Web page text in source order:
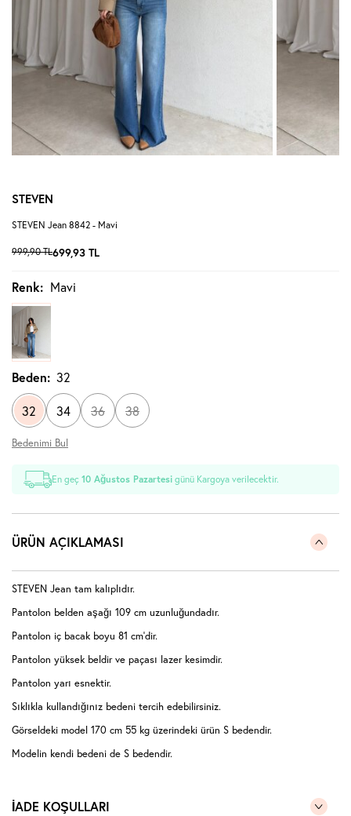
STEVEN
STEVEN Jean 8842 - Mavi
999,90TL699,93 TL
Renk: Mavi
Beden: 32
32 34 36 38
Bedenimi Bul
En geç10 Ağustos Pazartesi günü Kargoya verilecektir.
ÜRÜN AÇIKLAMASI
STEVEN Jean tam kalıplıdır.
Pantolon belden aşağı 109 cm uzunluğundadır.
Pantolon iç bacak boyu 81 cm'dir.
Pantolon yüksek beldir ve paçası lazer kesimdir.
Pantolon yarı esnektir.
Sıklıkla kullandığınız bedeni tercih edebilirsiniz.
Görseldeki model 170 cm 55 kg üzerindeki ürün S bedendir.
Modelin kendi bedeni de S bedendir.
İADE KOŞULLARI